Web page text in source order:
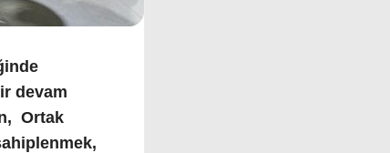
devam
Ortak